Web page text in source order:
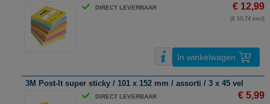
DIRECT LEVERBAAR € 12,99
(€ 10,74 excl)
In winkelwagen
3M Post-It super sticky / 101 x 152 mm / assorti / 3 x 45 vel
DIRECT LEVERBAAR € 5,99